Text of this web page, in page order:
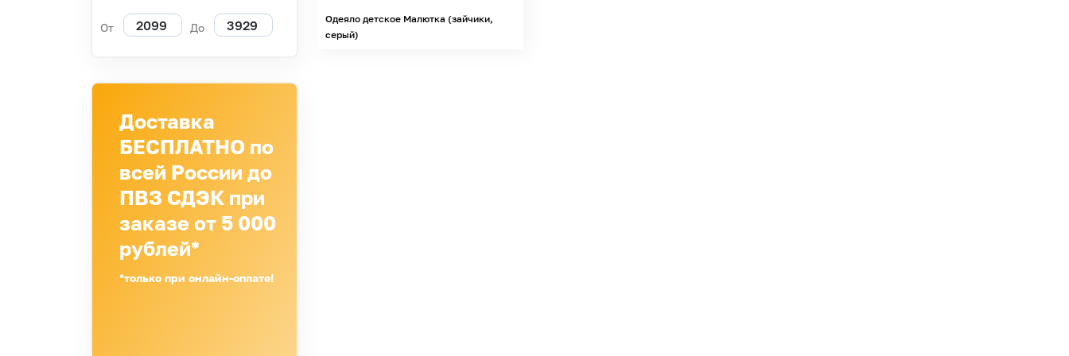
От До
Доставка
БЕСПЛАТНО по
всей России до
ПВЗ СДЭК при
заказе от 5 000
рублей*
*только при онлайн-оплате!
Одеяло детское Малютка (зайчики,
серый)